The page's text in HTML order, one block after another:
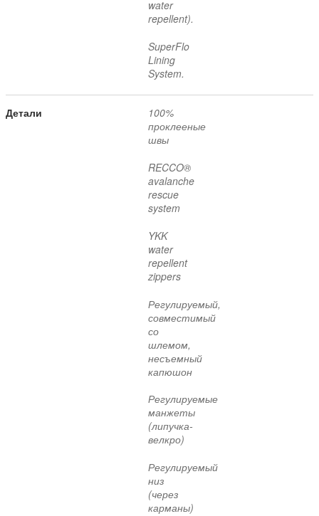
water
repellent).
SuperFlo
Lining
System.
Детали
100%
проклееные
швы
RECCO®
avalanche
rescue
system
YKK
water
repellent
zippers
Регулируемый,
совместимый
со
шлемом,
несъемный
капюшон
Регулируемые
манжеты
(липучка-
велкро)
Регулируемый
низ
(через
карманы)